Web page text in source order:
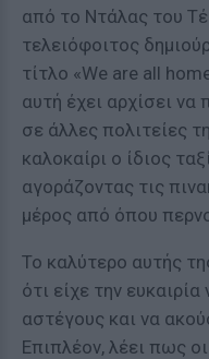
από το Ντάλας του
τελειόφοιτος
τίτλο «We are all
αυτή έχει αρχίσει να
σε άλλες πολιτείες
καλοκαίρι ο ίδιος
αγοράζοντας τις
μέρος από όπου
Το καλύτερο αυτής
ότι είχε την
αστέγους και να
Επιπλέον, λέει πως